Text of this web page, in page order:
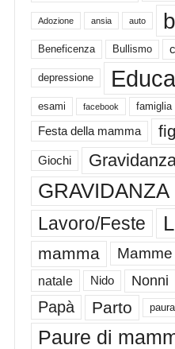
Adozione ansia auto
Beneficenza Bullismo
depressione
esami facebook famiglia
Festa della mamma
Giochi
GRAVIDANZA
Lavoro/Feste
mamma Mamme
natale
Nido Nonni
Papà Parto paura
Paure di